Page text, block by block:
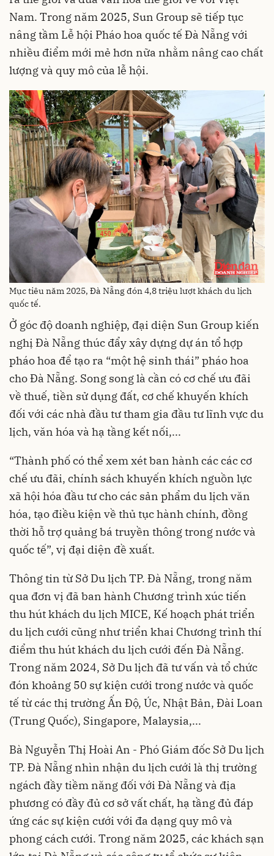
Nam. Trong năm 2025, Sun Group sẽ tiếp tục
nâng tầm Lễ hội Pháo hoa quốc tế Đà Nẵng với
nhiều điểm mới mẻ hơn nữa nhằm nâng cao chất
lượng và quy mô của lễ hội.
Mục tiêu năm 2025, Đà Nẵng đón 4,8 triệu lượt khách du lịch
quốc tế.
Ở góc độ doanh nghiệp, đại diện Sun Group kiến
nghị Đà Nẵng thúc đẩy xây dựng dự án tổ hợp
pháo hoa để tạo ra “một hệ sinh thái” pháo hoa
cho Đà Nẵng. Song song là cần có cơ chế ưu đãi
về thuế, tiền sử dụng đất, cơ chế khuyến khích
đối với các nhà đầu tư tham gia đầu tư lĩnh vực du
lịch, văn hóa và hạ tầng kết nối,...
“Thành phố có thể xem xét ban hành các các cơ
chế ưu đãi, chính sách khuyến khích nguồn lực
xã hội hóa đầu tư cho các sản phẩm du lịch văn
hóa, tạo điều kiện về thủ tục hành chính, đồng
thời hỗ trợ quảng bá truyền thông trong nước và
quốc tế”, vị đại diện đề xuất.
Thông tin từ Sở Du lịch TP. Đà Nẵng, trong năm
qua đơn vị đã ban hành Chương trình xúc tiến
thu hút khách du lịch MICE, Kế hoạch phát triển
du lịch cưới cũng như triển khai Chương trình thí
điểm thu hút khách du lịch cưới đến Đà Nẵng.
Trong năm 2024, Sở Du lịch đã tư vấn và tổ chức
đón khoảng 50 sự kiện cưới trong nước và quốc
tế từ các thị trường Ấn Độ, Úc, Nhật Bản, Đài Loan
(Trung Quốc), Singapore, Malaysia,...
Bà Nguyễn Thị Hoài An - Phó Giám đốc Sở Du lịch
TP. Đà Nẵng nhìn nhận du lịch cưới là thị trường
ngách đầy tiềm năng đối với Đà Nẵng và địa
phương có đầy đủ cơ sở vất chất, hạ tầng đủ đáp
ứng các sự kiện cưới với đa dạng quy mô và
phong cách cưới. Trong năm 2025, các khách sạn